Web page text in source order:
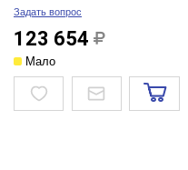
Задать вопрос
123 654
Мало